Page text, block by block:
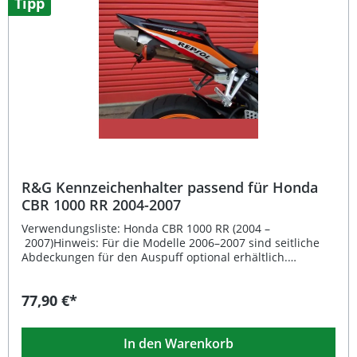
Kennzeichenbeleuchtung
R&G Kennzeichenhalter passend für Honda
CBR 1000 RR 2004-2007
Verwendungsliste: Honda CBR 1000 RR (2004 –
2007)Hinweis: Für die Modelle 2006–2007 sind seitliche
Abdeckungen für den Auspuff optional erhältlich.
hochwertige Verarbeitung, perfekte Passform und
bietet der Halter eine leichte, aber äußerst stabile
Konstruktion, die für Langlebigkeit und
77,90 €*
In den Warenkorb